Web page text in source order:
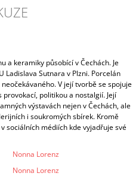
a keramiky působící v Čechách. Je
Ladislava Sutnara v Plzni. Porcelán
V její tvorbě se spojuje
politikou a nostalgií. Její
výstavách nejen v Čechách, ale
i soukromých sbírek. Kromě
sociálních médiích kde vyjadřuje své
Nonna Lorenz
Nonna Lorenz